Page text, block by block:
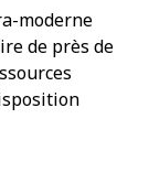
moderne
de près de